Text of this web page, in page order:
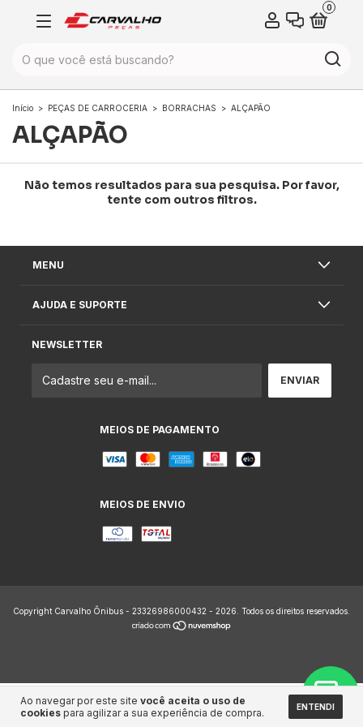
0
Ao navegar por este site você aceita o uso de
cookies para agilizar a sua experiência de compra. ENTENDI
Início > PEÇAS DE CARROCERIA > BORRACHAS > ALÇAPÃO
ALÇAPÃO
Não temos resultados para sua pesquisa. Por favor,
tente com outros filtros.
MENU
AJUDA E SUPORTE
NEWSLETTER
MEIOS DE PAGAMENTO
MEIOS DE ENVIO
Copyright Carvalho Ônibus - 23326986000432 - 2026. Todos os direitos reservados.